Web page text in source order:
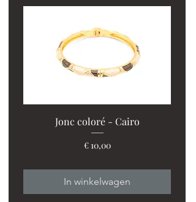
Jonc coloré - Cairo
Prijs
€ 10,00
In winkelwagen